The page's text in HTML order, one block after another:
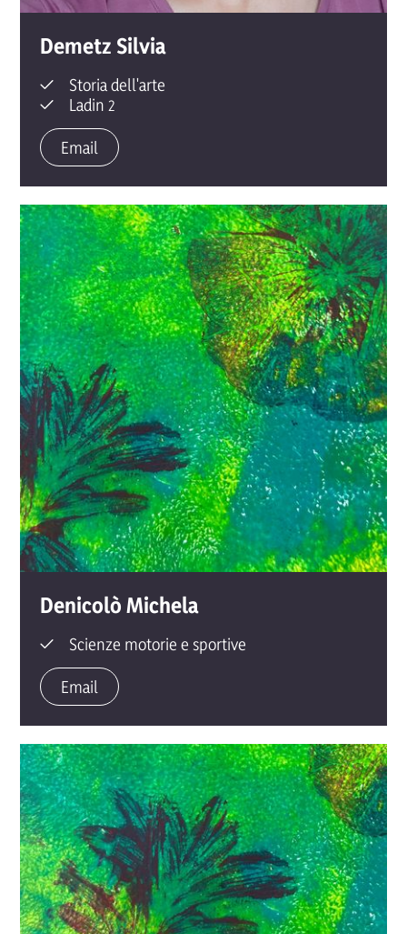
Demetz Silvia
Storia dell'arte
Ladin 2
Email
Denicolò Michela
Scienze motorie e sportive
Email